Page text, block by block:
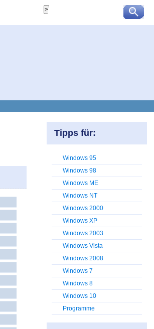
Tipps für:
Windows 95
Windows 98
Windows ME
Windows NT
Windows 2000
Windows XP
Windows 2003
Windows Vista
Windows 2008
Windows 7
Windows 8
Windows 10
Programme